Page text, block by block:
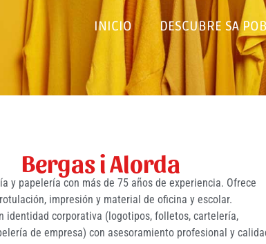
INICIO DESCUBRE SA
Bergas i Alorda
y papelería con más de 75 años de experiencia. Ofrece
impresión y material de oficina y escolar.
identidad corporativa (logotipos, folletos, cartelería,
de empresa) con asesoramiento profesional y